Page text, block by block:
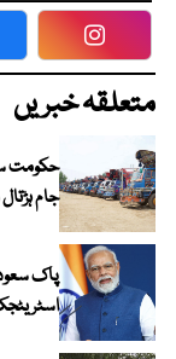
متعلقہ خبریں
حکومت
جام
پاک